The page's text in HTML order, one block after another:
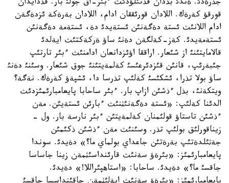
جذرةدئ. ةندئ بذدان قذتئلؤدئث ءبئر-اق جولئ بار. قذدايدان
قورقؤ كةرةك. اللادان قورئققان ادام، اللادان بةرةكة ئزدةگةن
ادام اللانئث ئستة دةگةنئن ئستةيدئ دة، ئستةمة دةگةنئن
ئستةمةيدئ. كةز-كةلگةن دةنئ ساؤ ةركةكتئث ايةلدئ
قالامايتئنئ از شئعار. اراققا اؤئزدانعان ادامنئث ءبئر تارتئپ
جئبةرئپ، قانئن قئزدئرعئسئ كةلمةيتئنئ جوق شئعار. وسئنئ دةنئ
ساؤ بولا تذرا، ئشكئسئ كةلئپ تذرسا دا، ئشپةؤ كةرةك. نةگة؟
ويتكةنئ، بذل ءذشئن ازاپ بار. ءبئر ساحابا پايعامبارئمئزدئث
الدئنا كةلئپ: «ئستة دةگةنئثنئث ءبارئن ئستةيئن. مةن
ءذشئن تاستاؤ قولئمنان كةلمةيتئن ءبئر نارسة بار. ول -
زيناقورلئق بولئپ تذر. وسئنئث مةن ءذشئن ذكئمئن
جةثئلدةتئپ بةرةتئن جاعداي بولماي ما؟» دةيدئ. سوندا
پايعامبارئمئز: «بئرةؤ سةنئث قارئنداسئثمةن زينا جاساسا
جاقسئ ما؟» دةيدئ. ساحابا: «استاهپئراللا!» دةيدئ.